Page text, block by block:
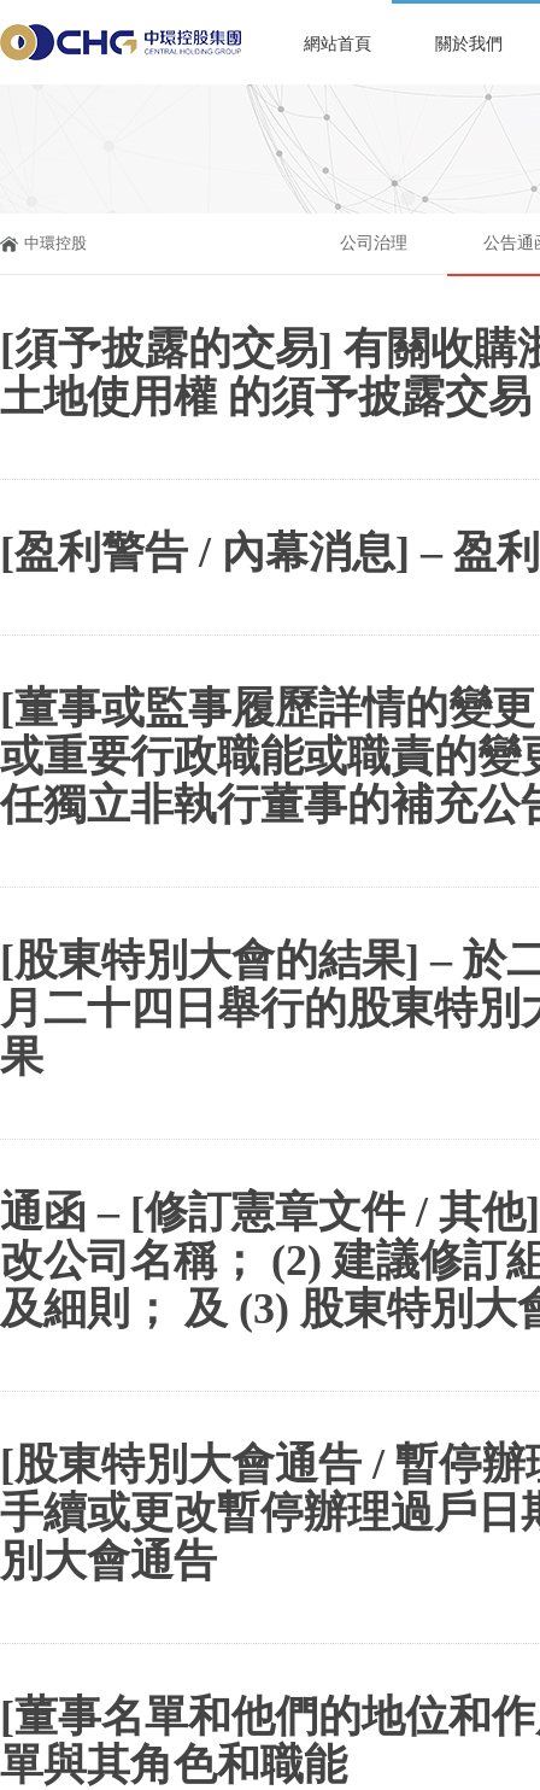
網站首頁 關於我們
中環控股 公司治理 公告通
[須予披露的交易] 有關收購
土地使用權 的須予披露交易
[盈利警告 / 內幕消息] – 盈
[董事或監事履歷詳情的變
或重要行政職能或職責的變
任獨立非執行董事的補充公
[股東特別大會的結果] – 於
月二十四日舉行的股東特別
果
通函 – [修訂憲章文件 / 其他
改公司名稱； (2) 建議修訂
及細則； 及 (3) 股東特別大
[股東特別大會通告 / 暫停
手續或更改暫停辦理過戶日
別大會通告
[董事名單和他們的地位和
單與其角色和職能